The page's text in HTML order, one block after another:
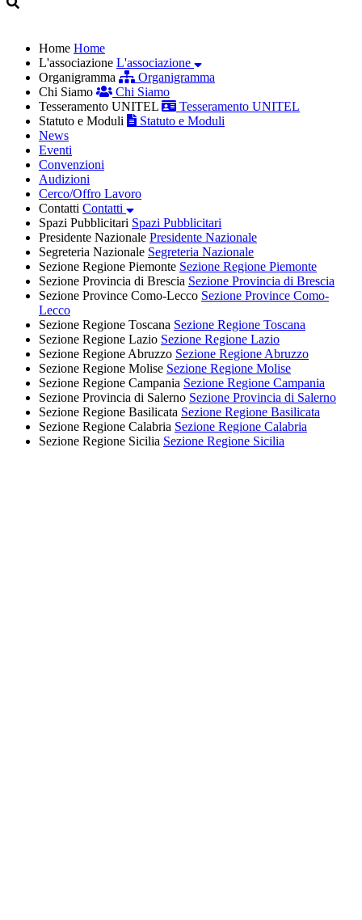
Home Home
L'associazione L'associazione
Organigramma
Organigramma
Chi Siamo
Chi Siamo
Tesseramento UNITEL
Tesseramento UNITEL
Statuto e Moduli
Statuto e Moduli
News
Eventi
Convenzioni
Audizioni
Cerco/Offro Lavoro
Contatti Contatti
Spazi Pubblicitari Spazi Pubblicitari
Presidente Nazionale Presidente Nazionale
Segreteria Nazionale Segreteria Nazionale
Sezione Regione Piemonte Sezione Regione Piemonte
Sezione Provincia di Brescia Sezione Provincia di Brescia
Sezione Province Como-Lecco Sezione Province Como-
Lecco
Sezione Regione Toscana Sezione Regione Toscana
Sezione Regione Lazio Sezione Regione Lazio
Sezione Regione Abruzzo Sezione Regione Abruzzo
Sezione Regione Molise Sezione Regione Molise
Sezione Regione Campania Sezione Regione Campania
Sezione Provincia di Salerno Sezione Provincia di Salerno
Sezione Regione Basilicata Sezione Regione Basilicata
Sezione Regione Calabria Sezione Regione Calabria
Sezione Regione Sicilia Sezione Regione Sicilia